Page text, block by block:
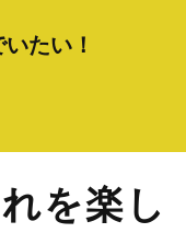
たい！
を楽し